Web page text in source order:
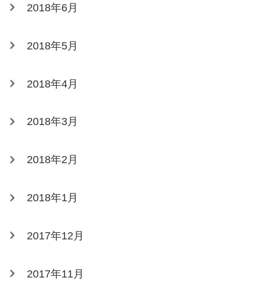
2018年6月
2018年5月
2018年4月
2018年3月
2018年2月
2018年1月
2017年12月
2017年11月